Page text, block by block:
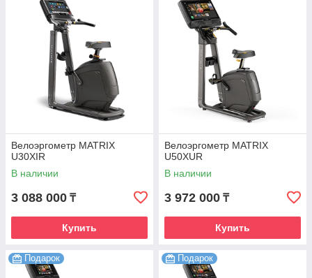
Велоэргометр MATRIX
U30XIR
В наличии
3 088 000 ₸
Купить
Велоэргометр MATRIX
U50XUR
В наличии
3 972 000 ₸
Купить
Подарок Подарок